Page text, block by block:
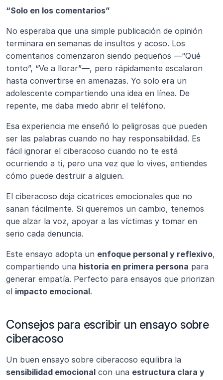
“Solo en los comentarios”
No esperaba que una simple publicación de opinión
terminara en semanas de insultos y acoso. Los
comentarios comenzaron siendo pequeños —“Qué
tonto”, “Ve a llorar”—, pero rápidamente escalaron
hasta convertirse en amenazas. Yo solo era un
adolescente compartiendo una idea en línea. De
repente, me daba miedo abrir el teléfono.
Esa experiencia me enseñó lo peligrosas que pueden
ser las palabras cuando no hay responsabilidad. Es
fácil ignorar el ciberacoso cuando no te está
ocurriendo a ti, pero una vez que lo vives, entiendes
cómo puede destruir a alguien.
El ciberacoso deja cicatrices emocionales que no
sanan fácilmente. Si queremos un cambio, tenemos
que alzar la voz, apoyar a las víctimas y tomar en
serio cada denuncia.
Este ensayo adopta un enfoque personal y reflexivo,
compartiendo una historia en primera persona para
generar empatía. Perfecto para ensayos que priorizan
el impacto emocional.
Consejos para escribir un ensayo sobre
ciberacoso
sensibilidad emocional con una estructura clara y